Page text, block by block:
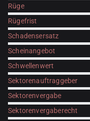
Rüge
Rügefrist
Schadensersatz
Scheinangebot
Schwellenwert
Sektorenauftraggeber
Sektorenvergabe
Sektorenvergaberecht